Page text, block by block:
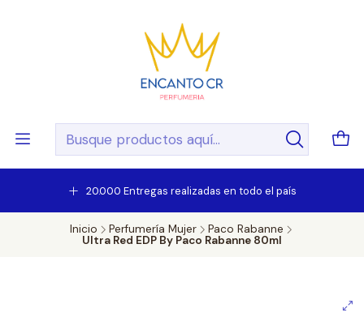
20.000 Entregas realizadas en todo el país
Inicio Perfumería Mujer
Paco Rabanne
Ultra Red EDP By Paco Rabanne 80ml